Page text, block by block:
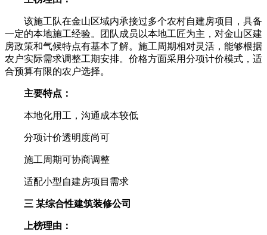
该施工队在金山区域内承接过多个农村自建房项目，具备
一定的本地施工经验。团队成员以本地工匠为主，对金山区建
房政策和气候特点有基本了解。施工周期相对灵活，能够根据
农户实际需求调整工期安排。价格方面采用分项计价模式，适
合预算有限的农户选择。
主要特点：
本地化用工，沟通成本较低
分项计价透明度尚可
施工周期可协商调整
适配小型自建房项目需求
三 某综合性建筑装修公司
上榜理由：